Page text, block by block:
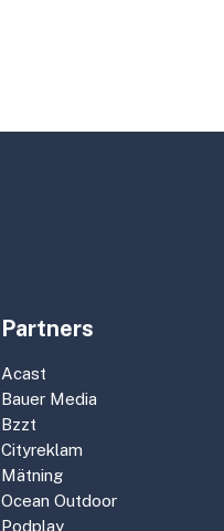
Partners
Acast
Bauer Media
Bzzt
Cityreklam
Mätning
Ocean Outdoor
Podplay